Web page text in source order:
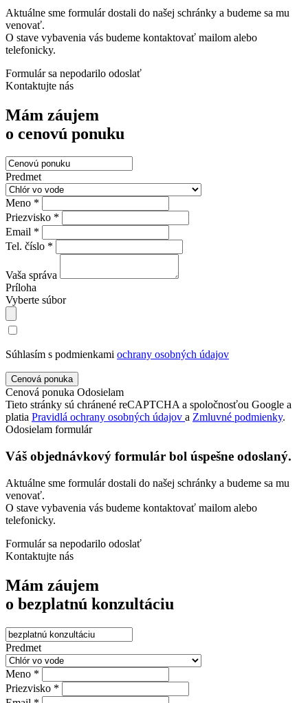
Aktuálne sme formulár dostali do našej schránky a budeme sa mu
venovať.
O stave vybavenia vás budeme kontaktovať mailom alebo
telefonicky.
Formulár sa nepodarilo odoslať
Kontaktujte nás
Mám záujem
o cenovú ponuku
Predmet
Meno *
Priezvisko *
Email *
Tel. číslo *
Vaša správa
Príloha
Vyberte súbor
Súhlasím s podmienkami ochrany osobných údajov
Cenová ponuka Odosielam
Tieto stránky sú chránené reCAPTCHA a spoločnosťou Google a
platia Pravidlá ochrany osobných údajov a Zmluvné podmienky.
Odosielam formulár
Váš objednávkový formulár bol úspešne odoslaný.
Aktuálne sme formulár dostali do našej schránky a budeme sa mu
venovať.
O stave vybavenia vás budeme kontaktovať mailom alebo
telefonicky.
Formulár sa nepodarilo odoslať
Kontaktujte nás
Mám záujem
o bezplatnú konzultáciu
Predmet
Meno *
Priezvisko *